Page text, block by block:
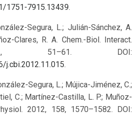
1751-7915.13439.
Segura, L.; Julián-Sánchez, A.
Clares, R. A. Chem.-Biol. Interact.
51–61. DOI:
j.cbi.2012.11.015.
Segura, L.; Mújica-Jiménez, C.;
C.; Martínez-Castilla, L. P.; Muñoz-
2012, 158, 1570–1582. DOI: